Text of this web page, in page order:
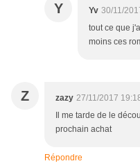
Y Yv 30/11/
tout ce que
moins ces
Z zazy 27/11/2017
Il me tarde de le
prochain achat
Répondre